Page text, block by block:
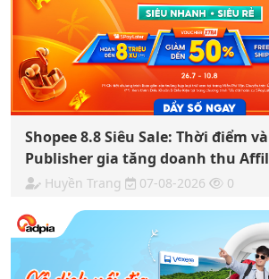
Shopee 8.8 Siêu Sale: Thời điểm
Publisher gia tăng doanh thu
Huyền Trang 07-08-2026 0